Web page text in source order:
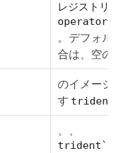
レジスト
operator
。デフォル
合は、空の
のイメージ
す
、、
trident`お